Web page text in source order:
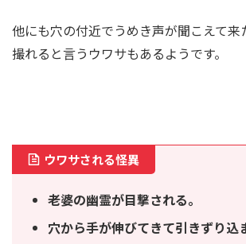
他にも穴の付近でうめき声が聞こえて来
撮れると言うウワサもあるようです。
ウワサされる怪異
老婆の幽霊が目撃される。
穴から手が伸びてきて引きずり込